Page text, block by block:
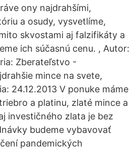
ony najdrahšími,
a osudy, vysvetlíme,
skvostami aj falzifikáty a
ich súčasnú cenu. , Autor:
Zberateľstvo -
mince na svete,
24.12.2013 V ponuke máme
a platinu, zlaté mince a
investičného zlata je bez
budeme vybavovať
pandemických